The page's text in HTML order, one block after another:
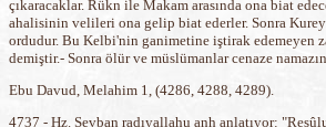
çıkaracaklar. Rükn ile Makam arasında ona biat
ahalisinin velileri ona gelip biat ederler. Sonra
ordudur. Bu Kelbi'nin ganimetine iştirak edemeyen
demiştir.- Sonra ölür ve müslümanlar cenaze
Ebu Davud, Melahim 1, (4286, 4288, 4289).
4737 - Hz. Sevban radıyallahu anh anlatıyor: